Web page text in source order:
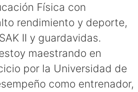
Física con
rendimiento y deporte,
II y guardavidas.
maestrando en
por la Universidad de
como entrenador,